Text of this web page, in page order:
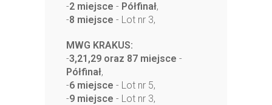
-2 miejsce - Półfinał,
-8 miejsce - Lot nr 3,
MWG KRAKUS:
-3,21,29 oraz 87 miejsce -
Półfinał,
-6 miejsce - Lot nr 5,
-9 miejsce - Lot nr 3,